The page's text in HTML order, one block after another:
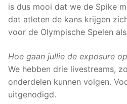
is dus mooi dat we de Spike
dat atleten de kans krijgen
voor de Olympische Spelen
Hoe gaan jullie de exposure
We hebben drie livestreams,
onderdelen kunnen volgen.
uitgenodigd.